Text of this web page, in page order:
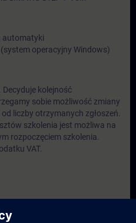
automatyki
operacyjny Windows)
kolejność
sobie możliwość zmiany
liczby otrzymanych zgłoszeń.
szkolenia jest możliwa na
rozpoczęciem szkolenia.
VAT.